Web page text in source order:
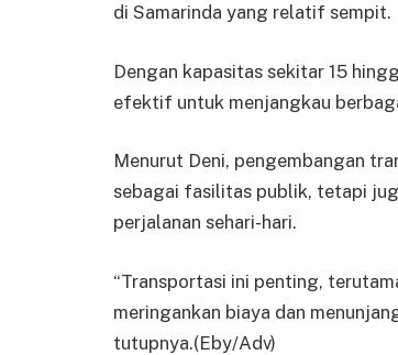
di Samarinda yang relatif sempit.
Dengan kapasitas sekitar 15
efektif untuk menjangkau
Menurut Deni, pengembangan
sebagai fasilitas publik, tetapi
perjalanan sehari-hari.
“Transportasi ini penting,
meringankan biaya dan
tutupnya.(Eby/Adv)